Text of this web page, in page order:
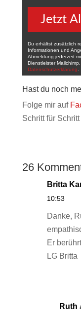
Jetzt
Du erhältst zusätzlich
Informationen und
Abmeldung jederzeit
Dienstleister
Datenschutzerklärung
Hast du noch
Folge mir auf
Schritt für
26
Britta
10:53
Danke,
Er
LG Britta
Ruth